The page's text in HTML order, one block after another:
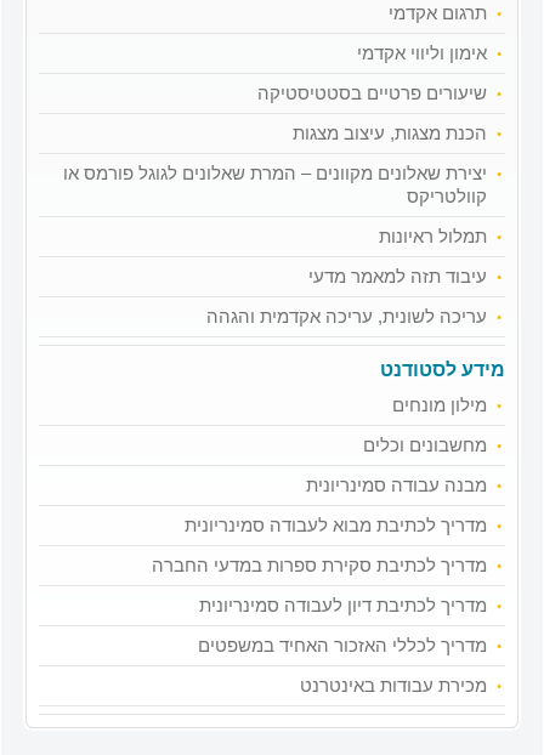
תרגום אקדמי
אימון וליווי אקדמי
שיעורים פרטיים בסטטיסטיקה
הכנת מצגות, עיצוב מצגות
יצירת שאלונים מקוונים – המרת שאלונים לגוגל פורמס או
קוולטריקס
תמלול ראיונות
עיבוד תזה למאמר מדעי
עריכה לשונית, עריכה אקדמית והגהה
מידע לסטודנט
מילון מונחים
מחשבונים וכלים
מבנה עבודה סמינריונית
מדריך לכתיבת מבוא לעבודה סמינריונית
מדריך לכתיבת סקירת ספרות במדעי החברה
מדריך לכתיבת דיון לעבודה סמינריונית
מדריך לכללי האזכור האחיד במשפטים
מכירת עבודות באינטרנט